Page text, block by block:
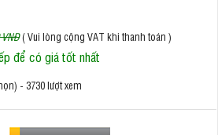
VNĐ( Vui lòng cộng VAT khi thanh toán )
để có giá tốt nhất
- 3730 lượt xem